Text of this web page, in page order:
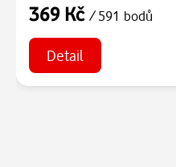
369 Kč / 591 bodů
Detail